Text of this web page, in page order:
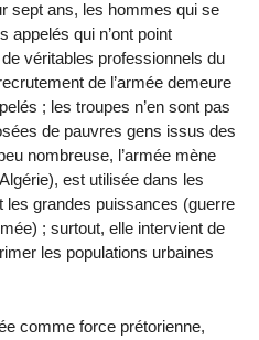
sept ans, les hommes qui se
appelés qui n’ont point
véritables professionnels du
de l’armée demeure
; les troupes n’en sont pas
de pauvres gens issus des
nombreuse, l’armée mène
est utilisée dans les
les grandes puissances (guerre
; surtout, elle intervient de
les populations urbaines
comme force prétorienne,